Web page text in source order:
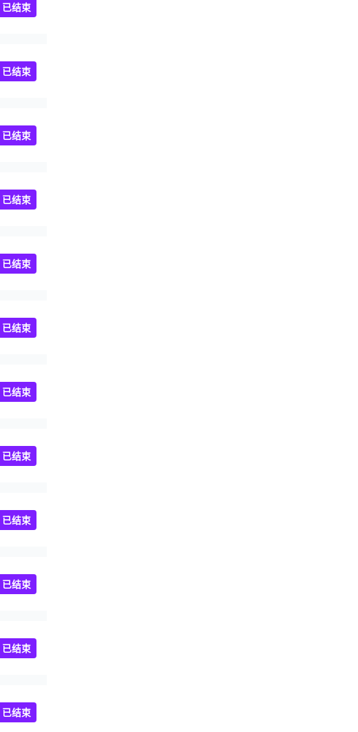
已结束
已结束
已结束
已结束
已结束
已结束
已结束
已结束
已结束
已结束
已结束
已结束